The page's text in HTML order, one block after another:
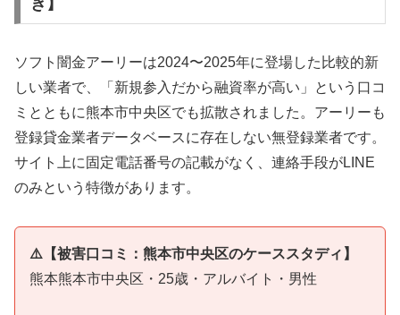
ソフト闇金アーリーは2024〜2025年に登場した比較的新
しい業者で、「新規参入だから融資率が高い」という口コ
ミとともに熊本市中央区でも拡散されました。アーリーも
登録貸金業者データベースに存在しない無登録業者です。
サイト上に固定電話番号の記載がなく、連絡手段がLINE
のみという特徴があります。
⚠️【被害口コミ：熊本市中央区のケーススタディ】
熊本熊本市中央区・25歳・アルバイト・男性